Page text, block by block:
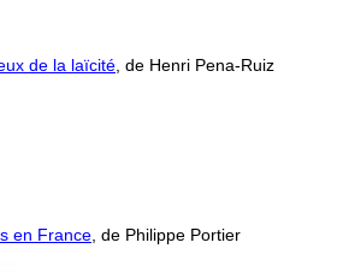
de la laïcité , de Henri Pena-Ruiz
en France , de Philippe Portier